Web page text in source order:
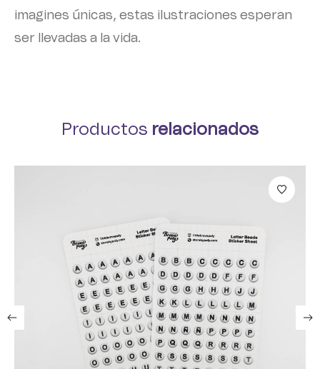
imagines únicas, estas ilustraciones esperan
ser llevadas a la vida.
Productos relacionados